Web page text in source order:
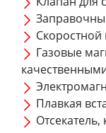
Скоростной
Газовые
Плавкая